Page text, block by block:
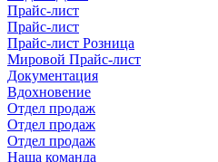
Прайс-лист
Прайс-лист
Прайс-лист Розница
Мировой Прайс-лист
Документация
Вдохновение
Отдел продаж
Отдел продаж
Отдел продаж
Наша команда